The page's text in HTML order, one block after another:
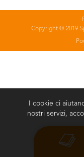
Copyright © 2019
I cookie ci
nostri servizi,